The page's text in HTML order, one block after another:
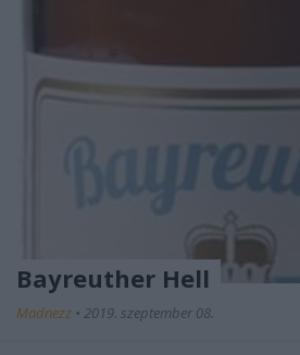
Bayreuther Hell
Madnezz • 2019. szeptember 08.